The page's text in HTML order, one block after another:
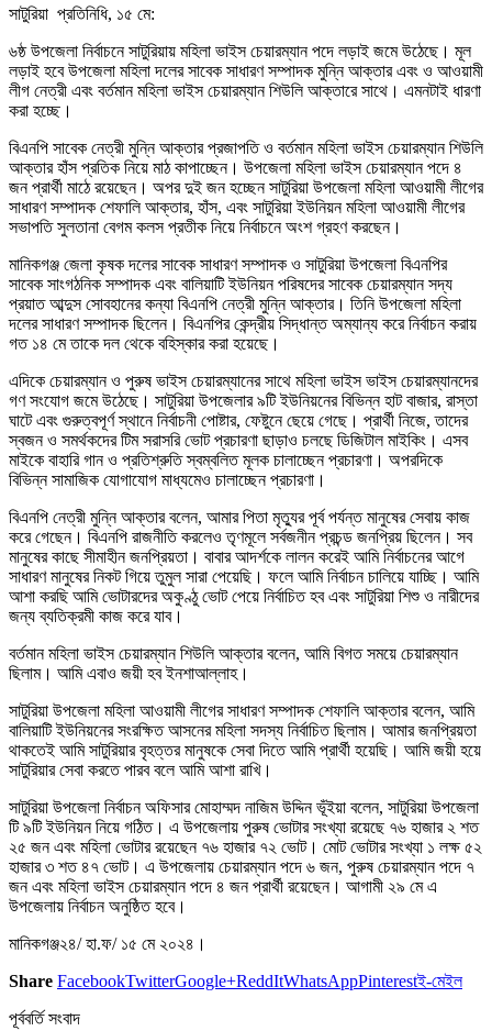
সাটুরিয়া প্রতিনিধি, ১৫ মে:
৬ষ্ঠ উপজেলা নির্বাচনে সাটুরিয়ায় মহিলা ভাইস চেয়ারম্যান পদে লড়াই জমে উঠেছে। মূল
লড়াই হবে উপজেলা মহিলা দলের সাবেক সাধারণ সম্পাদক মুন্নি আক্তার এবং ও আওয়ামী
লীগ নেত্রী এবং বর্তমান মহিলা ভাইস চেয়ারম্যান শিউলি আক্তারে সাথে। এমনটাই ধারণা
করা হচ্ছে।
বিএনপি সাবেক নেত্রী মুন্নি আক্তার প্রজাপতি ও বর্তমান মহিলা ভাইস চেয়ারম্যান শিউলি
আক্তার হাঁস প্রতিক নিয়ে মাঠ কাপাচ্ছেন। উপজেলা মহিলা ভাইস চেয়ারম্যান পদে ৪
জন প্রার্থী মাঠে রয়েছেন। অপর দুই জন হচ্ছেন সাটুরিয়া উপজেলা মহিলা আওয়ামী লীগের
সাধারণ সম্পাদক শেফালি আক্তার, হাঁস, এবং সাটুরিয়া ইউনিয়ন মহিলা আওয়ামী লীগের
সভাপতি সুলতানা বেগম কলস প্রতীক নিয়ে নির্বাচনে অংশ গ্রহণ করছেন।
মানিকগঞ্জ জেলা কৃষক দলের সাবেক সাধারণ সম্পাদক ও সাটুরিয়া উপজেলা বিএনপির
সাবেক সাংগঠনিক সম্পাদক এবং বালিয়াটি ইউনিয়ন পরিষদের সাবেক চেয়ারম্যান সদ্য
প্রয়াত আব্দুস সোবহানের কন্যা বিএনপি নেত্রী মুন্নি আক্তার। তিনি উপজেলা মহিলা
দলের সাধারণ সম্পাদক ছিলেন। বিএনপির কেন্দ্রীয় সিদ্ধান্ত অম্যান্য করে নির্বাচন করায়
গত ১৪ মে তাকে দল থেকে বহিস্কার করা হয়েছে।
এদিকে চেয়ারম্যান ও পুরুষ ভাইস চেয়ারম্যানের সাথে মহিলা ভাইস ভাইস চেয়ারম্যানদের
গণ সংযোগ জমে উঠেছে। সাটুরিয়া উপজেলার ৯টি ইউনিয়নের বিভিন্ন হাট বাজার, রাস্তা
ঘাটে এবং গুরুত্বপূর্ণ স্থানে নির্বাচনী পোষ্টার, ফেষ্টুনে ছেয়ে গেছে। প্রার্থী নিজে, তাদের
স্বজন ও সমর্থকদের টিম সরাসরি ভোট প্রচারণা ছাড়াও চলছে ডিজিটাল মাইকিং। এসব
মাইকে বাহারি গান ও প্রতিশ্রুতি স্বম্বলিত মূলক চালাচ্ছেন প্রচারণা। অপরদিকে
বিভিন্ন সামাজিক যোগাযোগ মাধ্যমেও চালাচ্ছেন প্রচারণা।
বিএনপি নেত্রী মুন্নি আক্তার বলেন, আমার পিতা মৃত্যুর পূর্ব পর্যন্ত মানুষের সেবায় কাজ
করে গেছেন। বিএনপি রাজনীতি করলেও তৃণমূলে সর্বজনীন প্রচন্ড জনপ্রিয় ছিলেন। সব
মানুষের কাছে সীমাহীন জনপ্রিয়তা। বাবার আদর্শকে লালন করেই আমি নির্বাচনের আগে
সাধারণ মানুষের নিকট গিয়ে তুমুল সারা পেয়েছি। ফলে আমি নির্বাচন চালিয়ে যাচ্ছি। আমি
আশা করছি আমি ভোটারদের অকুণ্ঠু ভোট পেয়ে নির্বাচিত হব এবং সাটুরিয়া শিশু ও নারীদের
জন্য ব্যতিক্রমী কাজ করে যাব।
বর্তমান মহিলা ভাইস চেয়ারম্যান শিউলি আক্তার বলেন, আমি বিগত সময়ে চেয়ারম্যান
ছিলাম। আমি এবাও জয়ী হব ইনশাআল্লাহ।
সাটুরিয়া উপজেলা মহিলা আওয়ামী লীগের সাধারণ সম্পাদক শেফালি আক্তার বলেন, আমি
বালিয়াটি ইউনিয়নের সংরক্ষিত আসনের মহিলা সদস্য নির্বাচিত ছিলাম। আমার জনপ্রিয়তা
থাকতেই আমি সাটুরিয়ার বৃহত্তর মানুষকে সেবা দিতে আমি প্রার্থী হয়েছি। আমি জয়ী হয়ে
সাটুরিয়ার সেবা করতে পারব বলে আমি আশা রাখি।
সাটুরিয়া উপজেলা নির্বাচন অফিসার মোহাম্মদ নাজিম উদ্দিন ভূঁইয়া বলেন, সাটুরিয়া উপজেলা
টি ৯টি ইউনিয়ন নিয়ে গঠিত। এ উপজেলায় পুরুষ ভোটার সংখ্যা রয়েছে ৭৬ হাজার ২ শত
২৫ জন এবং মহিলা ভোটার রয়েছেন ৭৬ হাজার ৭২ ভোট। মোট ভোটার সংখ্যা ১ লক্ষ ৫২
হাজার ৩ শত ৪৭ ভোট। এ উপজেলায় চেয়ারম্যান পদে ৬ জন, পুরুষ চেয়ারম্যান পদে ৭
জন এবং মহিলা ভাইস চেয়ারম্যান পদে ৪ জন প্রার্থী রয়েছেন। আগামী ২৯ মে এ
উপজেলায় নির্বাচন অনুষ্ঠিত হবে।
মানিকগঞ্জ২৪/ হা.ফ/ ১৫ মে ২০২৪।
Share FacebookTwitterGoogle+ReddItWhatsAppPinterestই-মেইল
পূর্ববর্তি সংবাদ